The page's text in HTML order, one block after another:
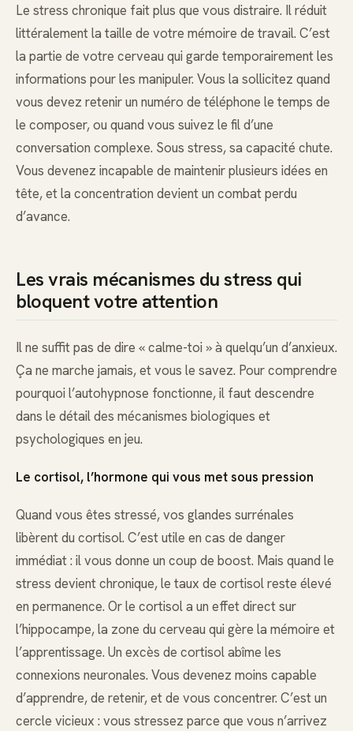
Le stress chronique fait plus que vous distraire. Il réduit
littéralement la taille de votre mémoire de travail. C’est
la partie de votre cerveau qui garde temporairement les
informations pour les manipuler. Vous la sollicitez quand
vous devez retenir un numéro de téléphone le temps de
le composer, ou quand vous suivez le fil d’une
conversation complexe. Sous stress, sa capacité chute.
Vous devenez incapable de maintenir plusieurs idées en
tête, et la concentration devient un combat perdu
d’avance.
Les vrais mécanismes du stress qui
bloquent votre attention
Il ne suffit pas de dire « calme-toi » à quelqu’un d’anxieux.
Ça ne marche jamais, et vous le savez. Pour comprendre
pourquoi l’autohypnose fonctionne, il faut descendre
dans le détail des mécanismes biologiques et
psychologiques en jeu.
Le cortisol, l’hormone qui vous met sous pression
Quand vous êtes stressé, vos glandes surrénales
libèrent du cortisol. C’est utile en cas de danger
immédiat : il vous donne un coup de boost. Mais quand le
stress devient chronique, le taux de cortisol reste élevé
en permanence. Or le cortisol a un effet direct sur
l’hippocampe, la zone du cerveau qui gère la mémoire et
l’apprentissage. Un excès de cortisol abîme les
connexions neuronales. Vous devenez moins capable
d’apprendre, de retenir, et de vous concentrer. C’est un
cercle vicieux : vous stressez parce que vous n’arrivez